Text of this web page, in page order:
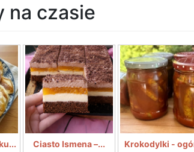
na czasie
Ciasto Ismena –...
Krokodylki -